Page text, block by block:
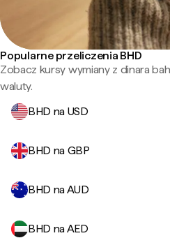
Popularne przeliczenia BHD
Zobacz kursy wymiany z dinara
waluty.
BHD na USD
BHD na GBP
BHD na AUD
BHD na AED